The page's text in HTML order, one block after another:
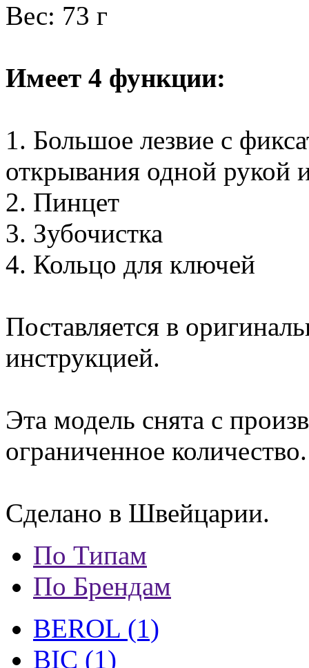
Вес: 73 г
Имеет 4 функции:
1. Большое лезвие с
открывания одной рукой
2. Пинцет
3. Зубочистка
4. Кольцо для ключей
Поставляется в
инструкцией.
Эта модель снята с
ограниченное количество.
Сделано в Швейцарии.
По Типам
По Брендам
BEROL (1)
BIC (1)